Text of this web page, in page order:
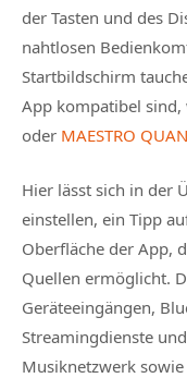
der Tasten und des
nahtlosen
Startbildschirm
App kompatibel sind,
oder MAESTRO
Hier lässt sich in der
einstellen, ein Tipp
Oberfläche der App,
Quellen ermöglicht.
Geräteeingängen,
Streamingdienste
Musiknetzwerk